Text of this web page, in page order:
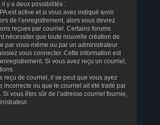
il y a deux possibilités :
est active et si vous avez indiqué avoir
de l’enregistrement, alors vous devrez
reçues par courriel. Certains forums
nécessiter que toute nouvelle création de
par vous-même ou par un administrateur
vous connecter. Cette information est
Si vous avez reçu un courriel,
reçu de courriel, il se peut que vous ayez
incorrecte ou que le courriel ait été traité par
Si vous êtes sûr de l’adresse courriel fournie,